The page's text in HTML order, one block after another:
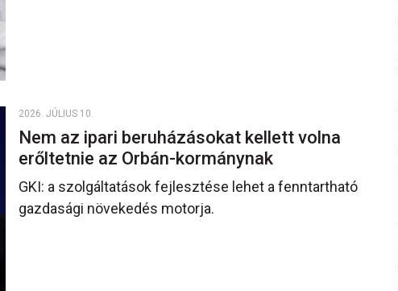
2026. JÚLIUS 10.
Nem az ipari beruházásokat kellett volna
erőltetnie az Orbán-kormánynak
GKI: a szolgáltatások fejlesztése lehet a fenntartható
gazdasági növekedés motorja.